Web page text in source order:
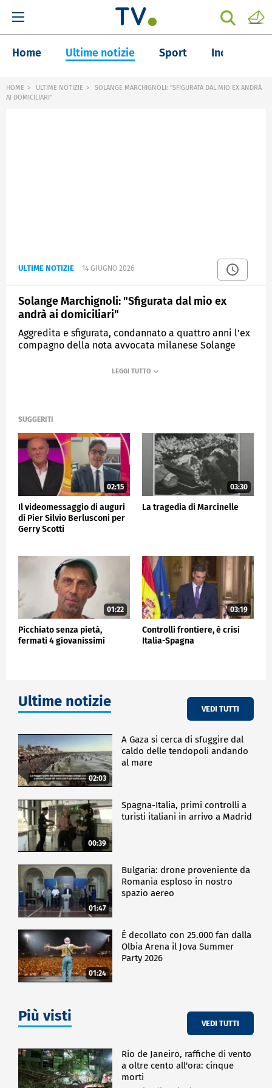
Home Ultime notizie Sport Inchieste
HOME ULTIME NOTIZIE
SOLANGE MARCHIGNOLI: "SFIGURATA DAL MIO EX ANDRÀ
AI DOMICILIARI"
ULTIME NOTIZIE 14 GIUGNO 2026
Solange Marchignoli: "Sfigurata dal mio ex
andrà ai domiciliari"
Aggredita e sfigurata, condannato a quattro anni l'ex
compagno della nota avvocata milanese Solange
SUGGERITI
02:15
Il videomessaggio di auguri
di Pier Silvio Berlusconi per
Gerry Scotti
03:30
La tragedia di Marcinelle
01:22
Picchiato senza pietà,
fermati 4 giovanissimi
03:19
Controlli frontiere, è crisi
Italia-Spagna
Ultime notizie VEDI TUTTI
02:03
A Gaza si cerca di sfuggire dal
caldo delle tendopoli andando
al mare
00:39
Spagna-Italia, primi controlli a
turisti italiani in arrivo a Madrid
01:47
Bulgaria: drone proveniente da
Romania esploso in nostro
spazio aereo
01:24
É decollato con 25.000 fan dalla
Olbia Arena il Jova Summer
Party 2026
Più visti VEDI TUTTI
Rio de Janeiro, raffiche di vento
a oltre cento all'ora: cinque
morti